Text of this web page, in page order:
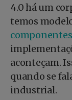
4.0 há um
temos
aconteçam.
quando se
industrial.